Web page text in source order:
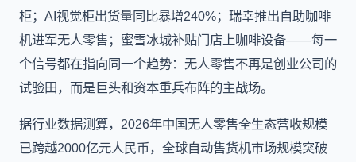
柜；AI视觉柜出货量同比暴增240%；瑞幸推出自助咖啡
机进军无人零售；蜜雪冰城补贴门店上咖啡设备——每一
个信号都在指向同一个趋势：无人零售不再是创业公司的
试验田，而是巨头和资本重兵布阵的主战场。
据行业数据测算，2026年中国无人零售全生态营收规模
已跨越2000亿元人民币，全球自动售货机市场规模突破